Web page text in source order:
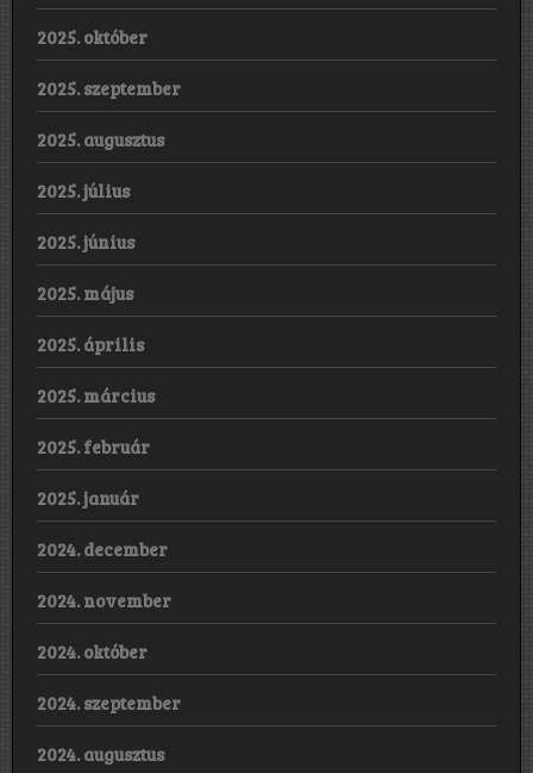
2025. október
2025. szeptember
2025. augusztus
2025. július
2025. június
2025. május
2025. április
2025. március
2025. február
2025. január
2024. december
2024. november
2024. október
2024. szeptember
2024. augusztus